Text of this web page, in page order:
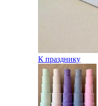
К празднику